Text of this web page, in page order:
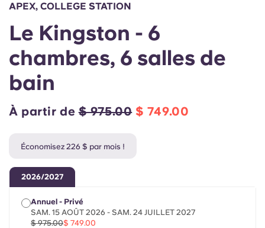
Chinese
Español
Se connecter
APEX, COLLEGE STATION
Le Kingston - 6
chambres, 6 salles de
bain
À partir de$ 975.00 $ 749.00
Économisez 226 $ par mois !
2026/2027
Annuel - Privé
SAM. 15 AOÛT 2026 - SAM. 24 JUILLET 2027
$ 975.00$ 749.00